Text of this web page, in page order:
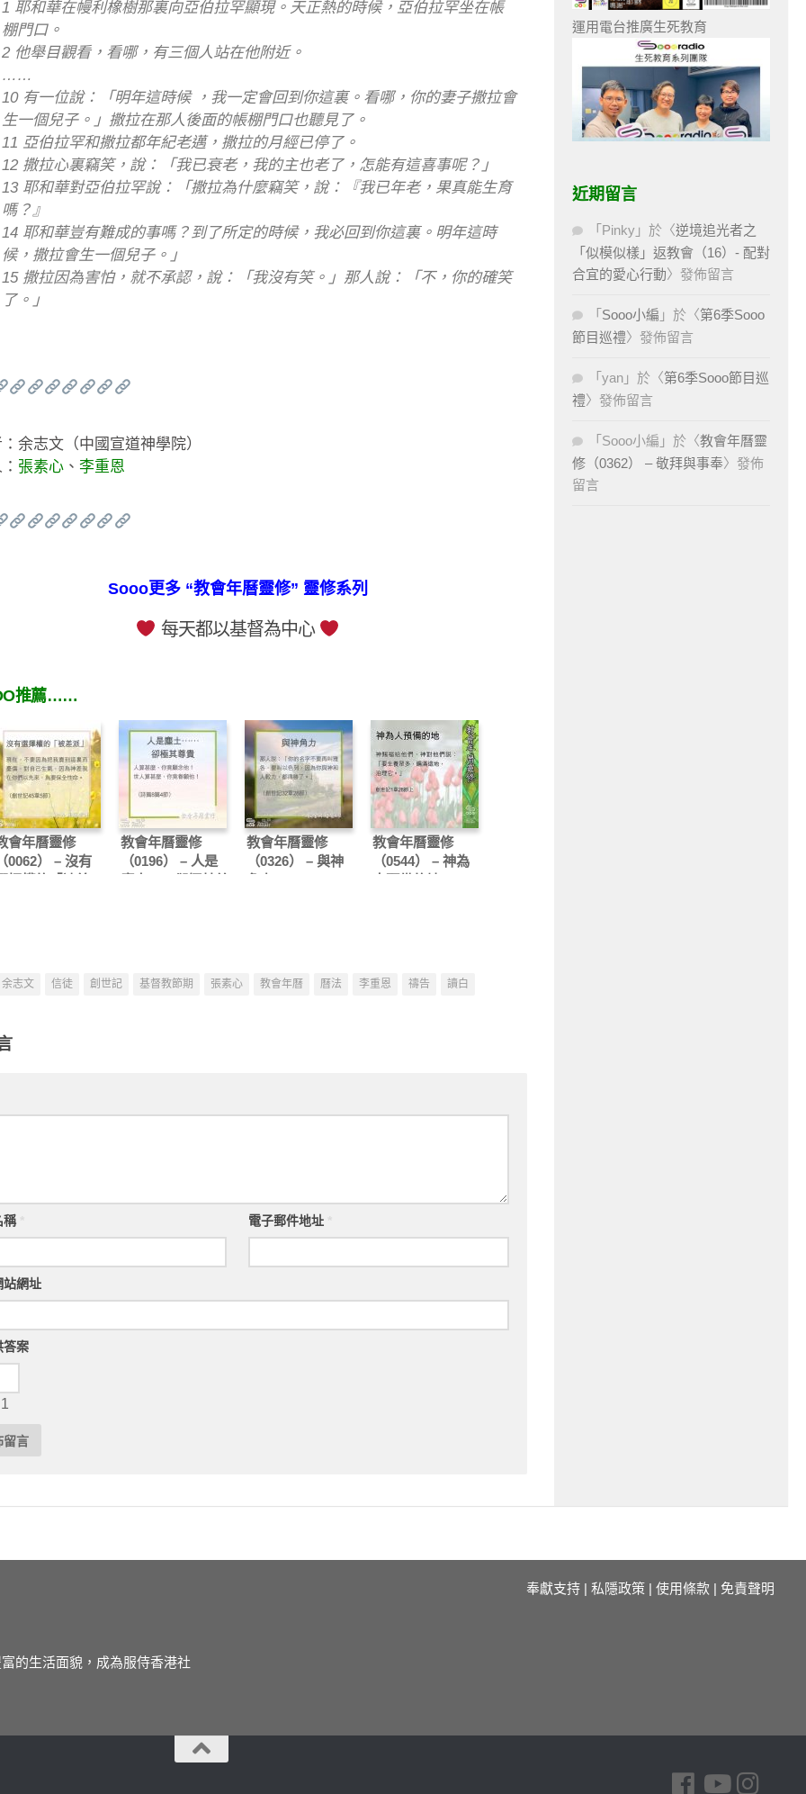
1 耶和華在幔利橡樹那裏向亞伯拉罕顯現。天正熱的時候，亞伯拉罕坐在帳
棚門口。
2 他舉目觀看，看哪，有三個人站在他附近。
……
10 有一位說：「明年這時候 ，我一定會回到你這裏。看哪，你的妻子撒拉會
生一個兒子。」撒拉在那人後面的帳棚門口也聽見了。
11 亞伯拉罕和撒拉都年紀老邁，撒拉的月經已停了。
12 撒拉心裏竊笑，說：「我已衰老，我的主也老了，怎能有這喜事呢？」
13 耶和華對亞伯拉罕說：「撒拉為什麼竊笑，說：『我已年老，果真能生育
嗎？』
14 耶和華豈有難成的事嗎？到了所定的時候，我必回到你這裏。明年這時
候，撒拉會生一個兒子。」
15 撒拉因為害怕，就不承認，說：「我沒有笑。」那人說：「不，你的確笑
了。」
余志文（中國宣道神學院）
張素心 、 李重恩
Sooo更多 “教會年曆靈修” 靈修系列
每天都以基督為中心
推薦……
會年曆靈修
0062） – 沒有
教會年曆靈修
（0196） – 人是
教會年曆靈修
（0326） – 與神
教會年曆靈修
（0544） – 神為
余志文 信徒 創世記 基督教節期 張素心 教會年曆 曆法 李重恩 禱告 讀白
稱 電子郵件地址
站網址
答案
運用電台推廣生死教育
近期留言
「 Pinky 」於〈逆境追光者之
「似模似樣」返教會（16）- 配對
合宜的愛心行動〉發佈留言
「 Sooo小編 」於〈第6季Sooo
節目巡禮〉發佈留言
「 yan 」於〈第6季Sooo節目巡
禮〉發佈留言
「 Sooo小編 」於〈教會年曆靈
修（0362） – 敬拜與事奉〉發佈
留言
的生活面貌，成為服侍香港社
奉獻支持 | 私隱政策 | 使用條款 | 免責聲明